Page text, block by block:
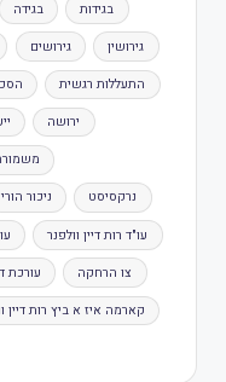
בגידה בגידות
גירושים גירושין
התעללות רגשית
ירושה
ניכור הורי נרקסיסט
עו"ד רות דיין וולפנר
עורכת צו הרחקה
קארמה איז א ביץ רות דיין